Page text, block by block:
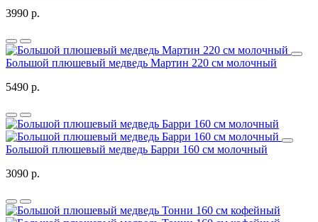
3990 р.
Большой плюшевый медведь Мартин 220 см молочный
5490 р.
Большой плюшевый медведь Барри 160 см молочный
3090 р.